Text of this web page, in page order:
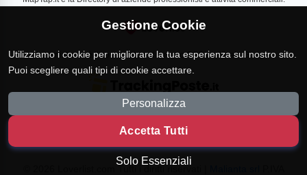
Loverlist.com è il comparatore di prezzo CSS certificato Google
Gestione Cookie
Utilizziamo i cookie per migliorare la tua esperienza sul nostro sito.
Puoi scegliere quali tipi di cookie accettare.
Personalizza
Accetta Tutti
Solo Essenziali